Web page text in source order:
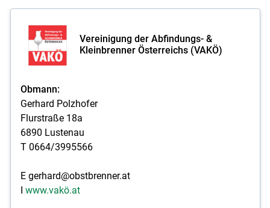
Vereinigung der Abfindungs- &
Kleinbrenner Österreichs (VAKÖ)
Obmann:
Gerhard Polzhofer
Flurstraße 18a
6890 Lustenau
T 0664/3995566
E gerhard@obstbrenner.at
I www.vakö.at